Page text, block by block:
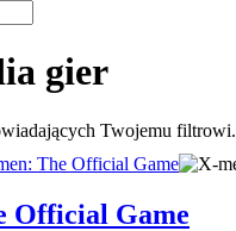
gier
Twojemu filtrowi.
The Official Game
Official Game